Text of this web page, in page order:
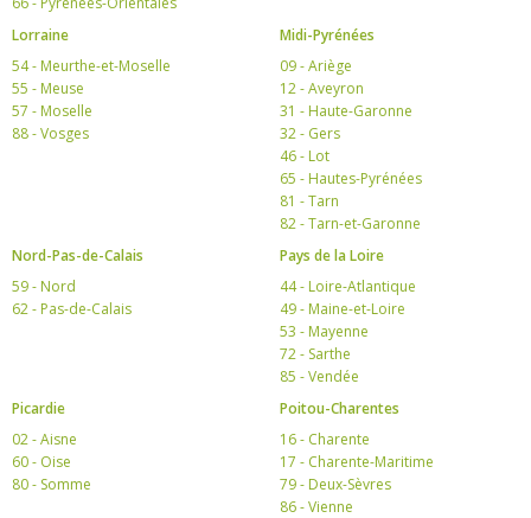
Lorraine
54 - Meurthe-et-Moselle
55 - Meuse
57 - Moselle
88 - Vosges
Midi-Pyrénées
09 - Ariège
12 - Aveyron
31 - Haute-Garonne
32 - Gers
46 - Lot
65 - Hautes-Pyrénées
81 - Tarn
82 - Tarn-et-Garonne
Nord-Pas-de-Calais
59 - Nord
62 - Pas-de-Calais
Pays de la Loire
44 - Loire-Atlantique
49 - Maine-et-Loire
53 - Mayenne
72 - Sarthe
85 - Vendée
Picardie
02 - Aisne
60 - Oise
80 - Somme
Poitou-Charentes
16 - Charente
17 - Charente-Maritime
79 - Deux-Sèvres
86 - Vienne